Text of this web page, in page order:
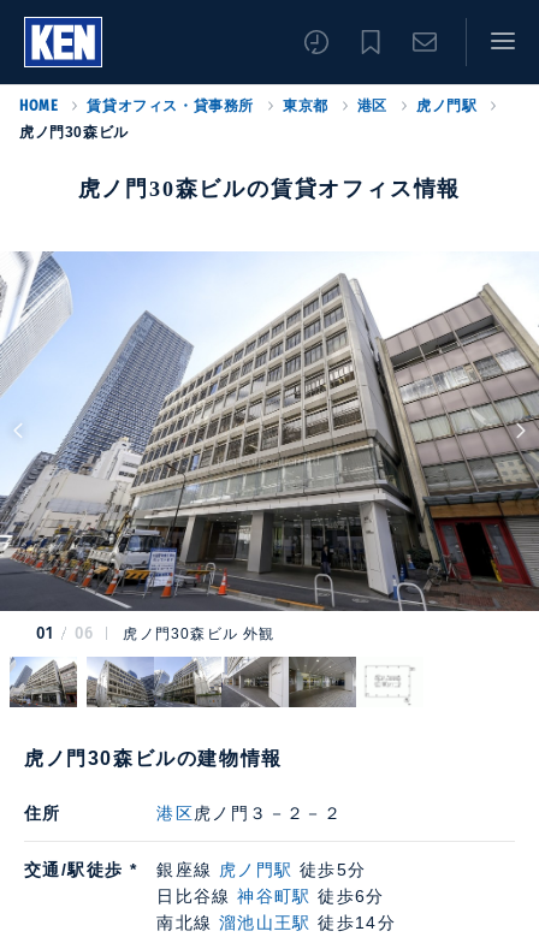
HOME 賃貸オフィス・貸事務所 東京都 港区
虎ノ門駅
虎ノ門30森ビル
虎ノ門30森ビルの賃貸オフィス情報
01 06 虎ノ門30森ビル 外観
虎ノ門30森ビルの建物情報
住所 港区虎ノ門３－２－２
交通/駅徒歩 * 銀座線 虎ノ門駅 徒歩5分
日比谷線神谷町駅 徒歩6分
南北線 溜池山王駅 徒歩14分